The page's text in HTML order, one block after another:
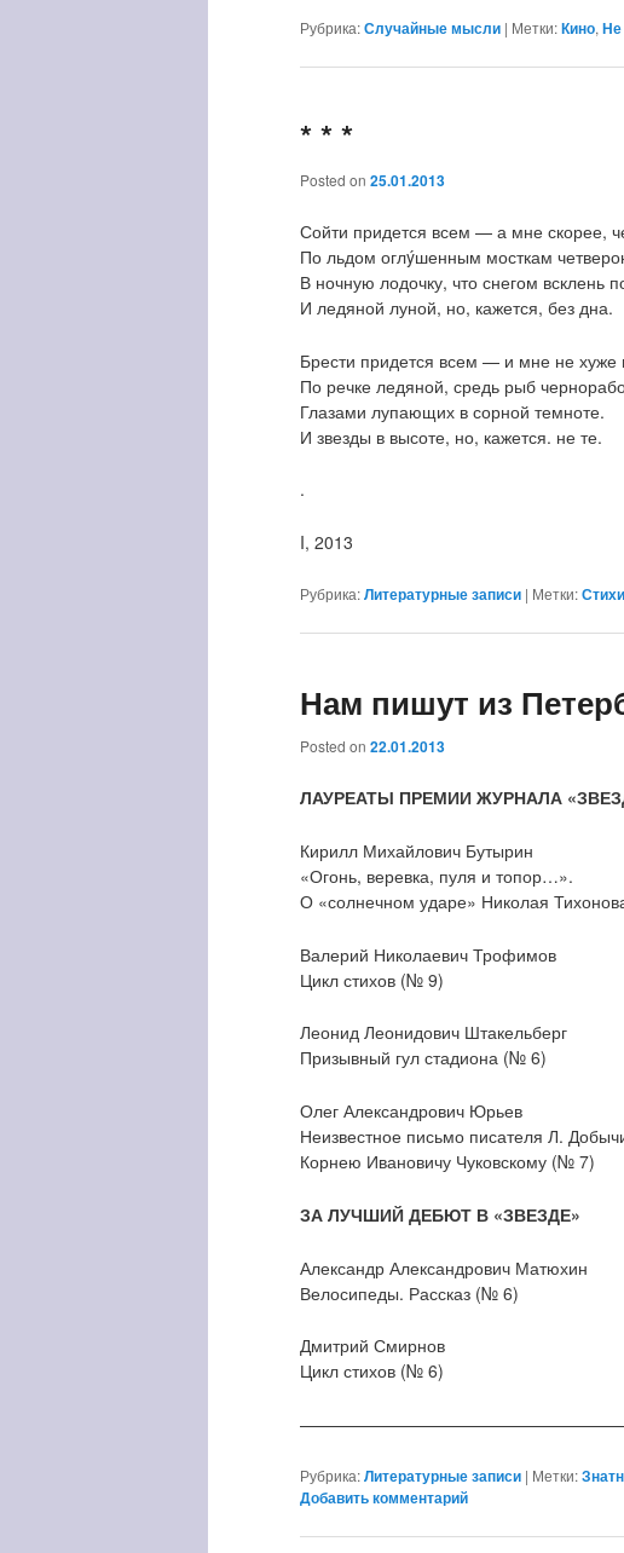
Рубрика:Случайные мысли | Метки:Кино, Не
* * *
Posted on 25.01.2013
Сойти придется всем — а мне скорее,
По льдом оглýшенным мосткам
В ночную лодочку, что снегом всклень
И ледяной луной, но, кажется, без дна.
Брести придется всем — и мне не
По речке ледяной, средь рыб
Глазами лупающих в сорной темноте.
И звезды в высоте, но, кажется. не те.
.
I, 2013
Рубрика:Литературные записи | Метки:Стихи
Нам пишут из
Posted on 22.01.2013
ЛАУРЕАТЫ ПРЕМИИ ЖУРНАЛА
Кирилл Михайлович Бутырин
«Огонь, веревка, пуля и топор…».
О «солнечном ударе» Николая
Валерий Николаевич Трофимов
Цикл стихов (№ 9)
Леонид Леонидович Штакельберг
Призывный гул стадиона (№ 6)
Олег Александрович Юрьев
Неизвестное письмо писателя Л.
Корнею Ивановичу Чуковскому (№ 7)
ЗА ЛУЧШИЙ ДЕБЮТ В «ЗВЕЗДЕ»
Александр Александрович Матюхин
Велосипеды. Рассказ (№ 6)
Дмитрий Смирнов
Цикл стихов (№ 6)
Рубрика:Литературные записи | Метки:
Добавить комментарий